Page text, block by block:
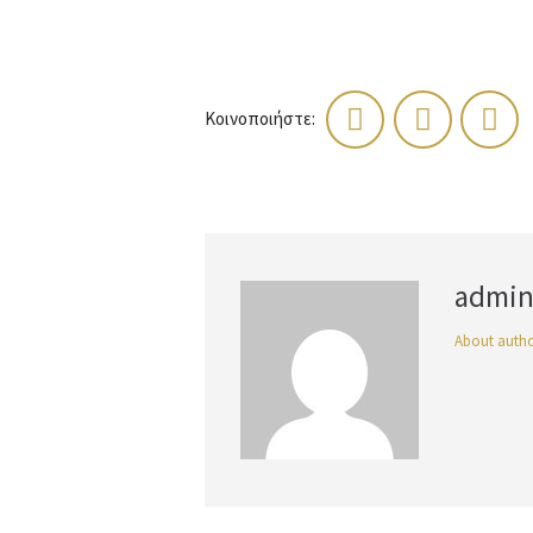
Κοινοποιήστε:
admin
About